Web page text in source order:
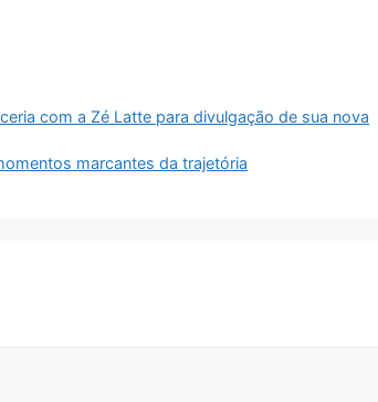
com a Zé Latte para divulgação de sua nova
marcantes da trajetória